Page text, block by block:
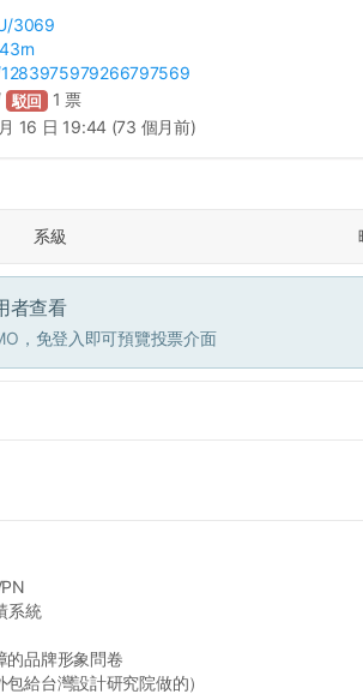
/3069
駁回 1 票
16 日 19:44 (73 個月前)
系級
者查看
，免登入即可預覽投票介面
系統
的品牌形象問卷
包給台灣設計研究院做的）